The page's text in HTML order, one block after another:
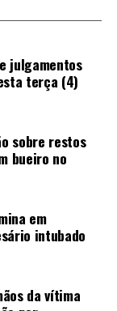
julgamentos
terça (4)
sobre restos
bueiro no
em
intubado
da vítima